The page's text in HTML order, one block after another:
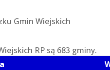
Gmin Wiejskich
RP są 683 gminy.